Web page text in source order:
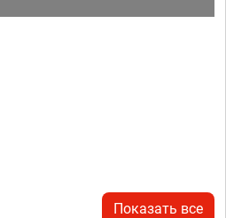
Показать все